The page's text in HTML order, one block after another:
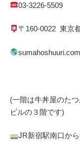
03-3226-5509
〒 160-0022 東京
sumahoshuuri.com
(一階は牛丼屋のた
ビルの３階です)
JR新宿駅南口か